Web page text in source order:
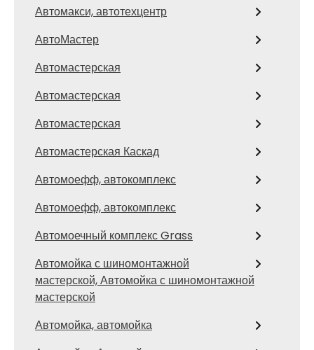
Автомакси, автотехцентр
АвтоМастер
Автомастерская
Автомастерская
Автомастерская
Автомастерская Каскад
Автомоефф, автокомплекс
Автомоефф, автокомплекс
Автомоечный комплекс Grass
Автомойка с шиномонтажной
мастерской, Автомойка с шиномонтажной
мастерской
Автомойка, автомойка